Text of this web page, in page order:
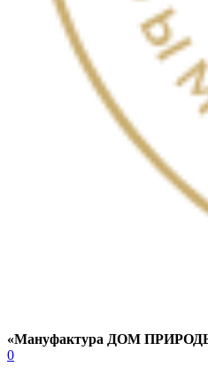
«Мануфактура ДОМ
0